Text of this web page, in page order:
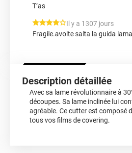
T’as
*****Il y a 1307 jours
Fragile.avolte salta la guida lama
Description détaillée
Avec sa lame révolutionnaire à
découpes. Sa lame inclinée lui
agréable. Ce cutter est composé
tous vos films de covering.